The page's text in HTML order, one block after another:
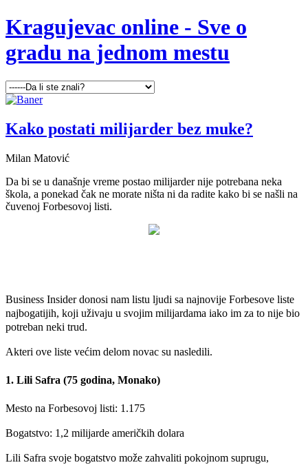
Kragujevac online - Sve o
gradu na jednom mestu
Kako postati milijarder bez muke?
Milan Matović
Da bi se u današnje vreme postao milijarder nije potrebana neka
škola, a ponekad čak ne morate ništa ni da radite kako bi se našli na
čuvenoj Forbesovoj listi.
Business Insider donosi nam listu ljudi sa najnovije Forbesove liste
najbogatijih, koji uživaju u svojim milijardama iako im za to nije bio
potreban neki trud.
Akteri ove liste većim delom novac su nasledili.
1. Lili Safra (75 godina, Monako)
Mesto na Forbesovoj listi: 1.175
Bogatstvo: 1,2 milijarde američkih dolara
Lili Safra svoje bogatstvo može zahvaliti pokojnom suprugu,